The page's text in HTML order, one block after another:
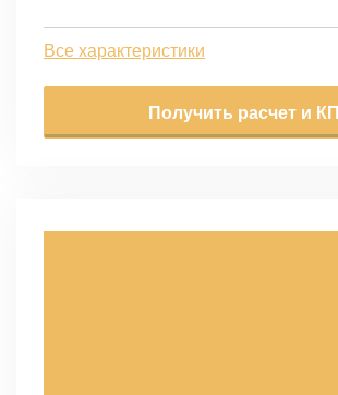
Все характеристики
Получить расчет и КП